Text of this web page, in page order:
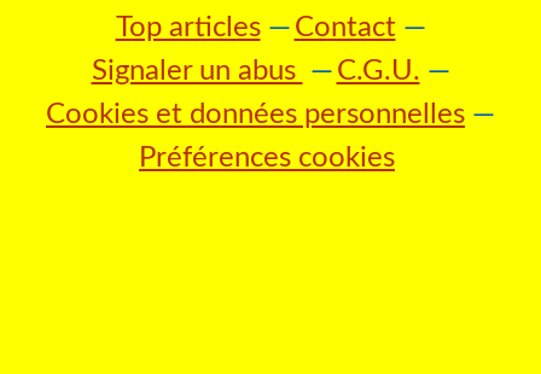
Top articles
Contact
Signaler un abus
C.G.U.
Cookies et données personnelles
Préférences cookies